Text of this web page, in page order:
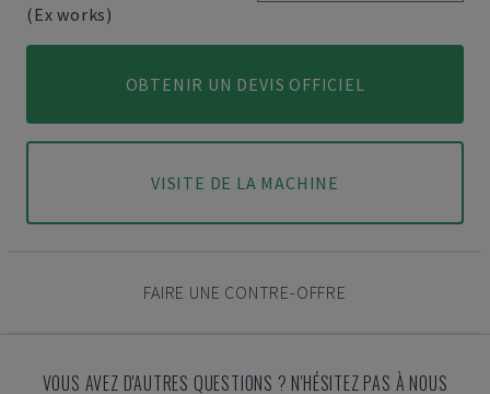
(Ex works)
OBTENIR UN DEVIS OFFICIEL
VISITE DE LA MACHINE
FAIRE UNE CONTRE-OFFRE
VOUS AVEZ D'AUTRES QUESTIONS ? N'HÉSITEZ PAS À NOUS